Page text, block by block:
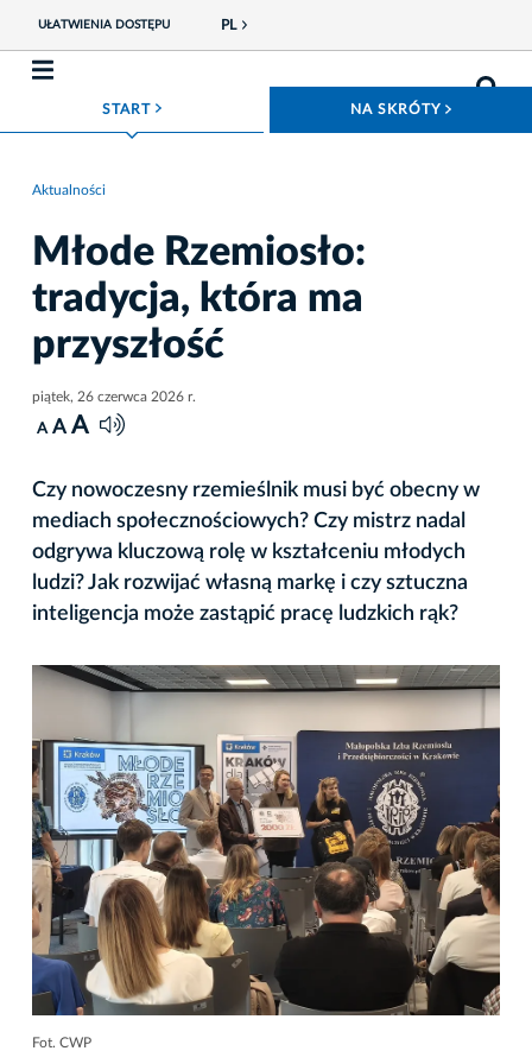
UŁATWIENIA DOSTĘPU PL
START ROZWIŃ MENU NA SKRÓTY
Aktualności
Młode Rzemiosło:
tradycja, która ma
przyszłość
piątek, 26 czerwca 2026 r.
A A A
Czy nowoczesny rzemieślnik musi być obecny w
mediach społecznościowych? Czy mistrz nadal
odgrywa kluczową rolę w kształceniu młodych
ludzi? Jak rozwijać własną markę i czy sztuczna
inteligencja może zastąpić pracę ludzkich rąk?
Fot. CWP